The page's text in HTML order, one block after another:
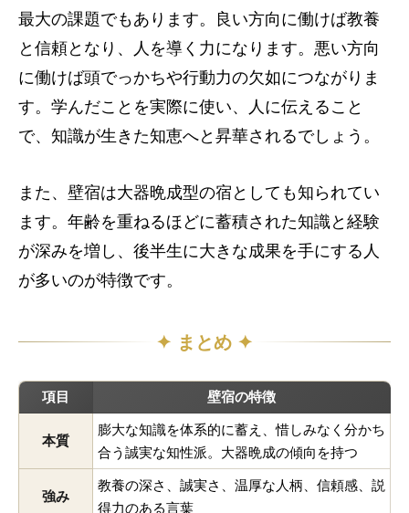
最大の課題でもあります。良い方向に働けば教養
と信頼となり、人を導く力になります。悪い方向
に働けば頭でっかちや行動力の欠如につながりま
す。学んだことを実際に使い、人に伝えること
で、知識が生きた知恵へと昇華されるでしょう。
また、壁宿は大器晩成型の宿としても知られてい
ます。年齢を重ねるほどに蓄積された知識と経験
が深みを増し、後半生に大きな成果を手にする人
が多いのが特徴です。
✦ まとめ ✦
項目 壁宿の特徴
本質
膨大な知識を体系的に蓄え、惜しみなく分かち
合う誠実な知性派。大器晩成の傾向を持つ
強み
教養の深さ、誠実さ、温厚な人柄、信頼感、説
得力のある言葉